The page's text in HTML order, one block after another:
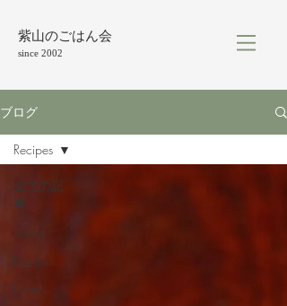
紫山のごはん会
since 2002
ブログ
全ての記
事
works
Recipes
Events
Recipes